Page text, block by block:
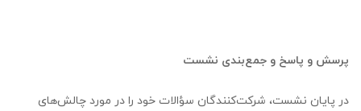
پرسش و پاسخ و جمع‌بندی نشست
در پایان نشست، شرکت‌کنندگان سؤالات خود را در مورد چالش‌های